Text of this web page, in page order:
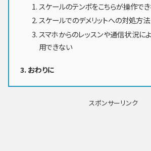
スケールのテンポをこちらが操作で
スケールでのデメリットへの対処方法
スマホからのレッスンや通信状況に
用できない
おわりに
スポンサーリンク